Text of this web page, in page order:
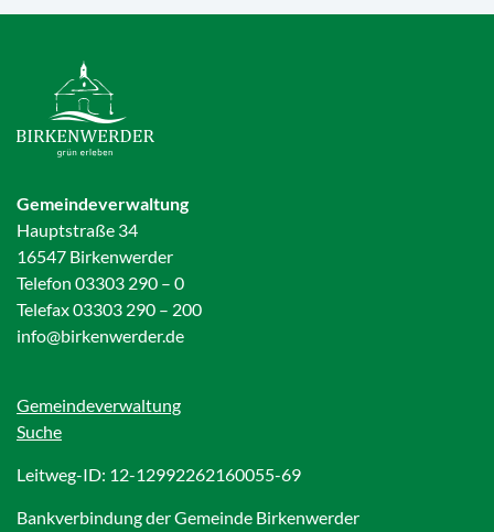
Gemeindeverwaltung
Hauptstraße 34
16547 Birkenwerder
Telefon 03303 290 – 0
Telefax 03303 290 – 200
info@birkenwerder.de
Gemeindeverwaltung
Suche
Leitweg-ID: 12-12992262160055-69
Bankverbindung der Gemeinde Birkenwerder